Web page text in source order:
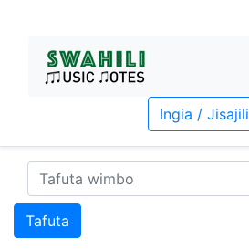
Ingia / Jisajili
Tafuta